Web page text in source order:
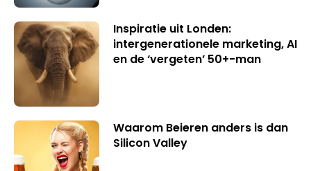
Inspiratie uit Londen:
intergenerationele marketing, AI
en de ‘vergeten’ 50+-man
Waarom Beieren anders is dan
Silicon Valley